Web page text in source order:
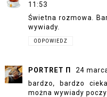
11:53
Świetna rozmowa.
wywiady.
ODPOWIEDZ
PORTRET Π
24
bardzo, bardzo
można wywiady